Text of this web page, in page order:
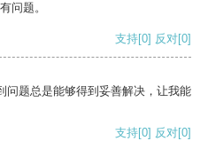
问题。
支持[0] 反对[0]
问题总是能够得到妥善解决，让我能
支持[0] 反对[0]